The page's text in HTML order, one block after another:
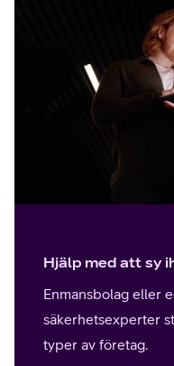
Hjälp med att sy
Enmansbolag eller
säkerhetsexperter
typer av företag.